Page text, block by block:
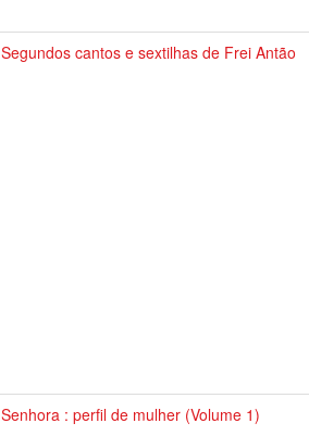
Segundos cantos e sextilhas de Frei Antão
Senhora : perfil de mulher (Volume 1)